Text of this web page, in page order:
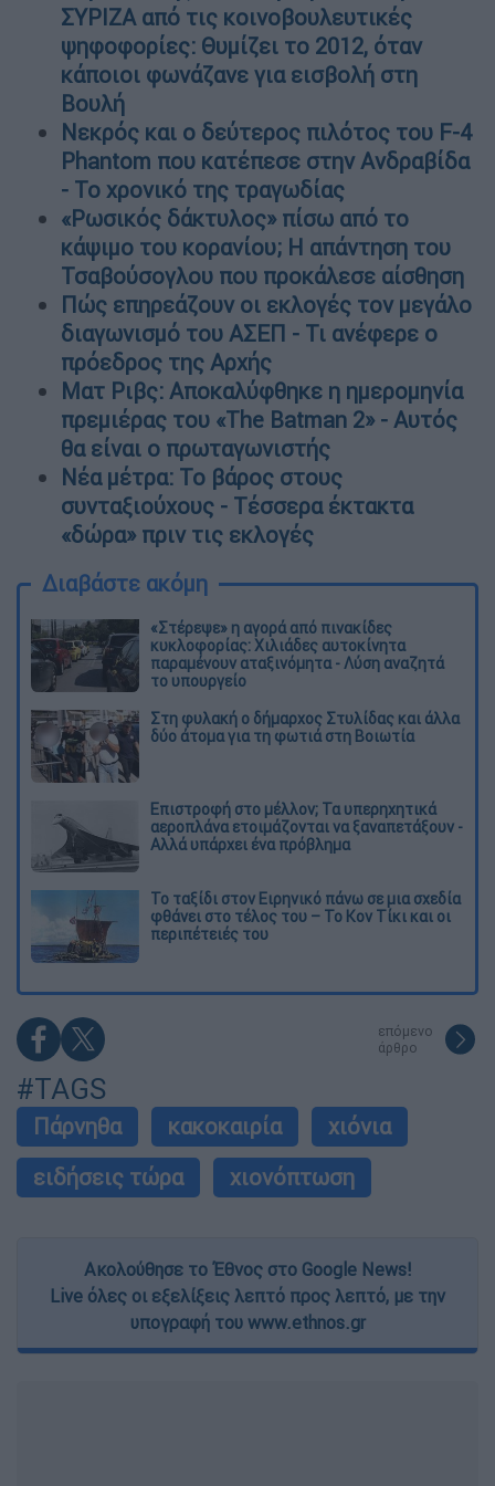
ΣΥΡΙΖΑ από τις κοινοβουλευτικές
ψηφοφορίες: Θυμίζει το 2012, όταν
κάποιοι φωνάζανε για εισβολή στη
Βουλή
Νεκρός και ο δεύτερος πιλότος του F-4
Phantom που κατέπεσε στην Ανδραβίδα
- Το χρονικό της τραγωδίας
«Ρωσικός δάκτυλος» πίσω από το
κάψιμο του κορανίου; Η απάντηση του
Τσαβούσογλου που προκάλεσε αίσθηση
Πώς επηρεάζουν οι εκλογές τον μεγάλο
διαγωνισμό του ΑΣΕΠ - Τι ανέφερε ο
πρόεδρος της Αρχής
Ματ Ριβς: Αποκαλύφθηκε η ημερομηνία
πρεμιέρας του «The Batman 2» - Αυτός
θα είναι ο πρωταγωνιστής
Νέα μέτρα: Το βάρος στους
συνταξιούχους - Τέσσερα έκτακτα
«δώρα» πριν τις εκλογές
Διαβάστε ακόμη
«Στέρεψε» η αγορά από πινακίδες
κυκλοφορίας: Χιλιάδες αυτοκίνητα
παραμένουν αταξινόμητα - Λύση αναζητά
το υπουργείο
Στη φυλακή ο δήμαρχος Στυλίδας και άλλα
δύο άτομα για τη φωτιά στη Βοιωτία
Επιστροφή στο μέλλον; Τα υπερηχητικά
αεροπλάνα ετοιμάζονται να ξαναπετάξουν -
Αλλά υπάρχει ένα πρόβλημα
Το ταξίδι στον Ειρηνικό πάνω σε μια σχεδία
φθάνει στο τέλος του – Το Κον Τίκι και οι
περιπέτειές του
επόμενο
άρθρο
#TAGS
Πάρνηθα κακοκαιρία
χιόνια
ειδήσεις τώρα
χιονόπτωση
Ακολούθησε το Έθνος στο Google News!
Live όλες οι εξελίξεις λεπτό προς λεπτό, με την
υπογραφή του www.ethnos.gr